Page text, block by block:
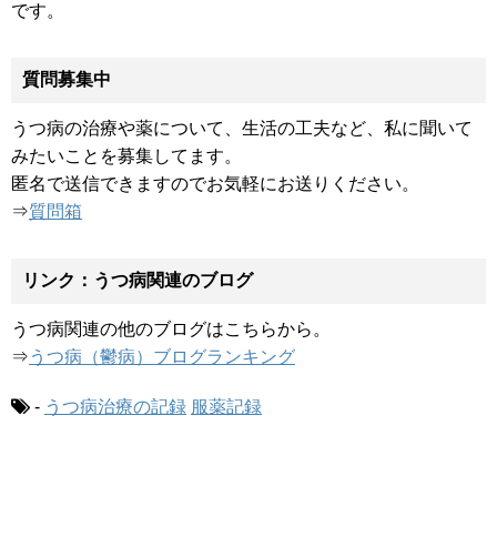
です。
質問募集中
うつ病の治療や薬について、生活の工夫など、私に聞いて
みたいことを募集してます。
匿名で送信できますのでお気軽にお送りください。
⇒質問箱
リンク：うつ病関連のブログ
うつ病関連の他のブログはこちらから。
⇒ うつ病（鬱病）ブログランキング
- うつ病治療の記録 服薬記録